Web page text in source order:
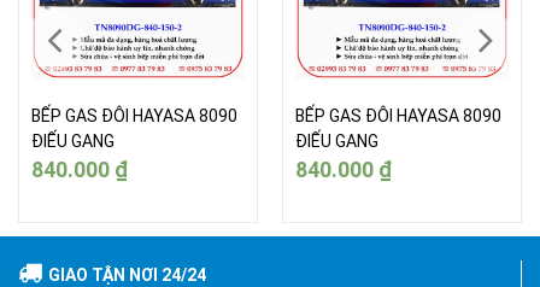
BẾP GAS ĐÔI HAYASA 8090
ĐIẾU GANG
840.000 ₫
BẾP GAS ĐÔI HAYASA 8090
ĐIẾU GANG
840.000 ₫
GIAO TẬN NƠI 24/24